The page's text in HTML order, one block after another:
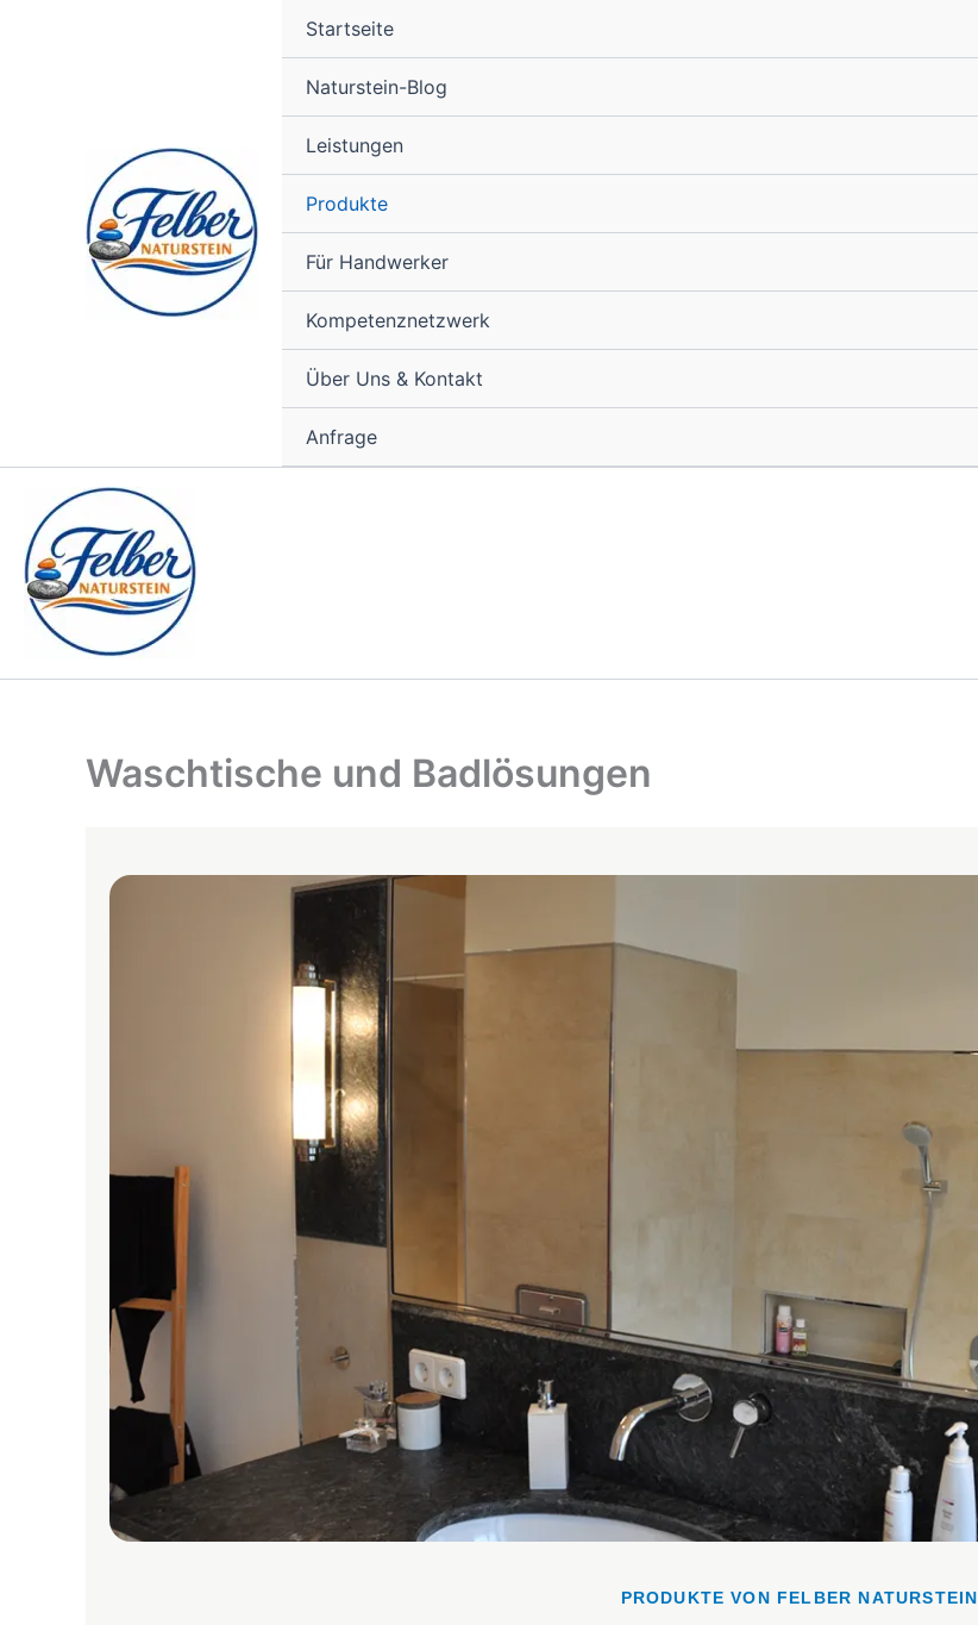
Startseite
Naturstein-Blog
Leistungen
Produkte
Für Handwerker
Kompetenznetzwerk
Über Uns & Kontakt
Anfrage
Waschtische und Badlösungen
PRODUKTE VON FELBER NATURSTEIN